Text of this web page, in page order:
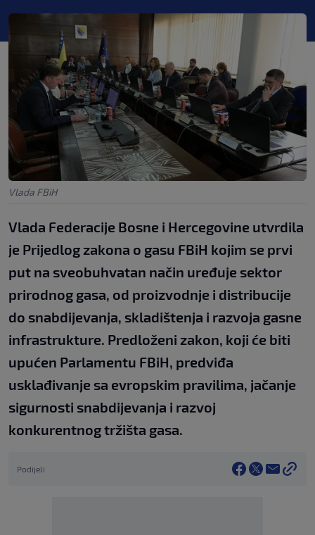
Vlada FBiH
Vlada Federacije Bosne i Hercegovine utvrdila
je Prijedlog zakona o gasu FBiH kojim se prvi
put na sveobuhvatan način uređuje sektor
prirodnog gasa, od proizvodnje i distribucije
do snabdijevanja, skladištenja i razvoja gasne
infrastrukture. Predloženi zakon, koji će biti
upućen Parlamentu FBiH, predviđa
usklađivanje sa evropskim pravilima, jačanje
sigurnosti snabdijevanja i razvoj
konkurentnog tržišta gasa.
Podijeli